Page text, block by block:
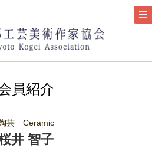
員紹介
陶芸 Ceramic
井 智子